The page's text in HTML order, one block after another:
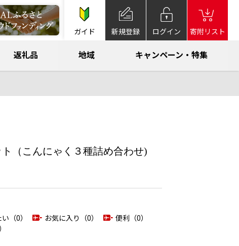
ガイド 新規登録 ログイン 寄附リスト
返礼品 地域 キャンペーン・特集
（こんにゃく３種詰め合わせ)
（0） お気に入り（0）
便利（0）